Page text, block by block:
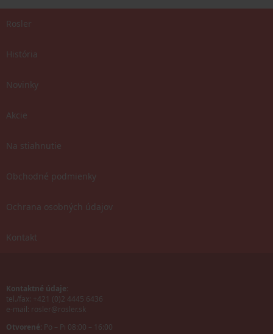
Rosler
História
Novinky
Akcie
Na stiahnutie
Obchodné podmienky
Ochrana osobných údajov
Kontakt
Kontaktné údaje:
tel./fax: +421 (0)2 4445 6436
e-mail: rosler@rosler.sk
Otvorené: Po – Pi 08:00 – 16:00